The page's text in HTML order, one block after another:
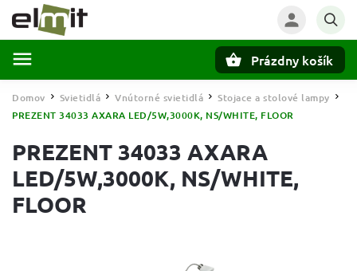
Prázdny košík
Domov / Svietidlá / Vnútorné svietidlá / Stojace a stolové lampy /
PREZENT 34033 AXARA LED/5W,3000K, NS/WHITE, FLOOR
PREZENT 34033 AXARA
LED/5W,3000K, NS/WHITE,
FLOOR